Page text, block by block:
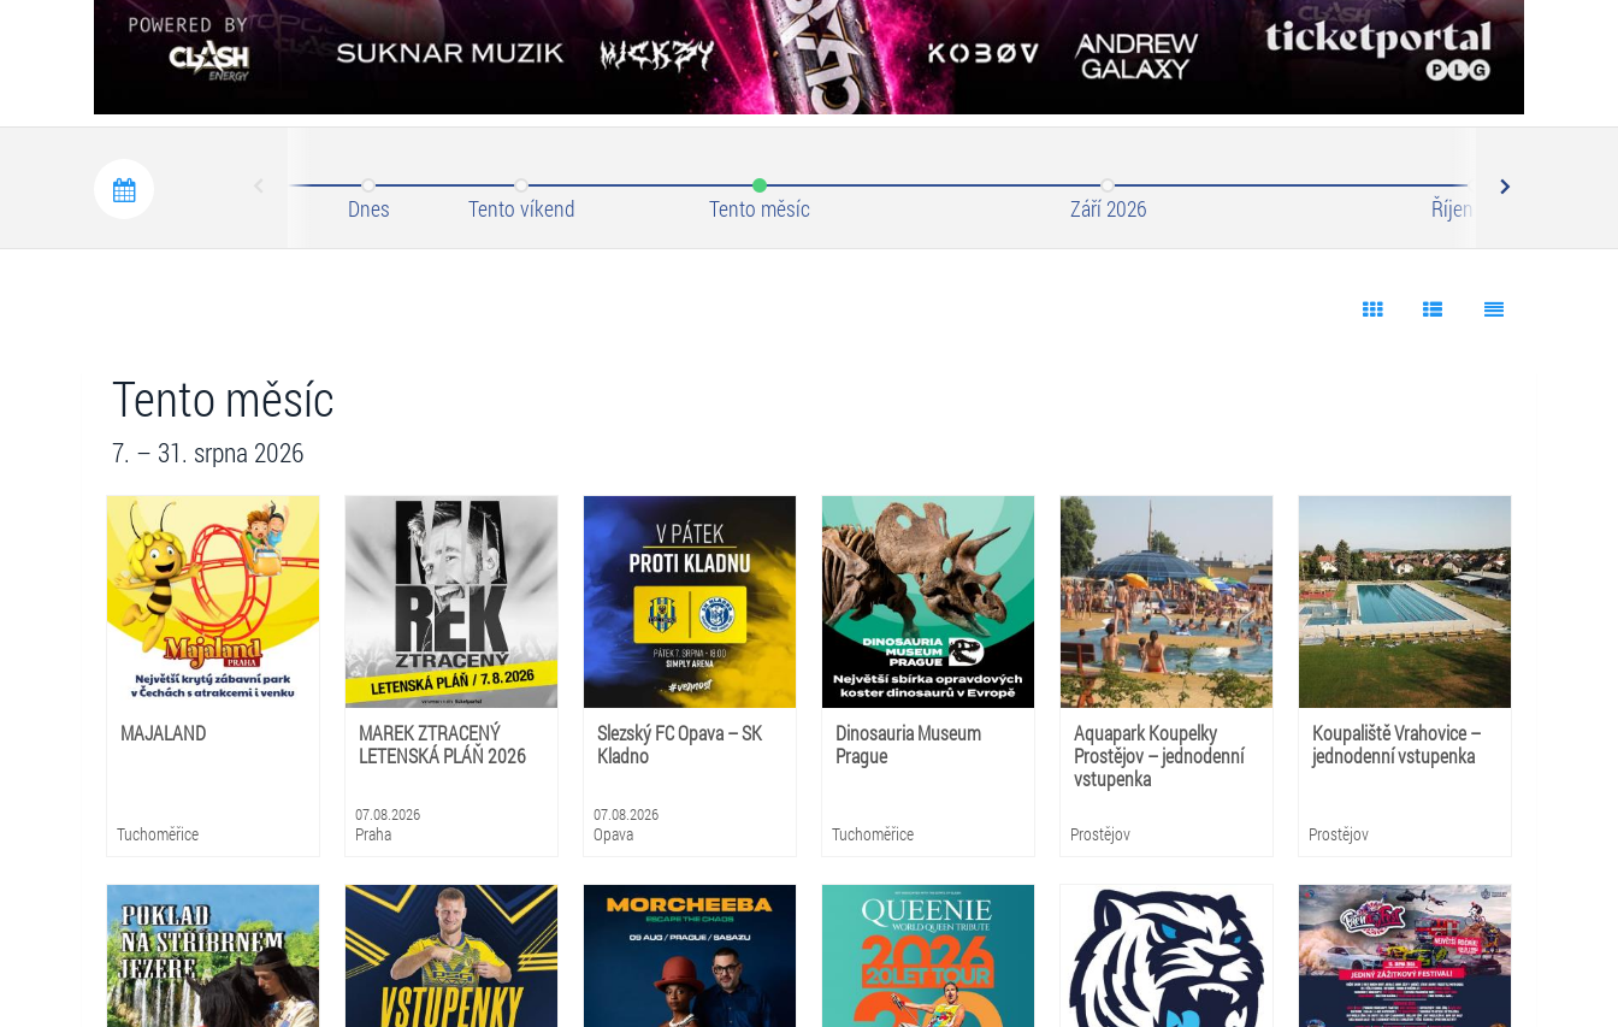
Dnes Tento víkend Tento měsíc Září 2026 Říjen 2026
Tento měsíc
7. – 31. srpna 2026
MAJALAND
Tuchoměřice
MAREK ZTRACENÝ
LETENSKÁ PLÁŇ 2026
07.08.2026
Praha
Slezský FC Opava – SK
Kladno
07.08.2026
Opava
Dinosauria Museum
Prague
Tuchoměřice
Aquapark Koupelky
Prostějov – jednodenní
vstupenka
Prostějov
Koupaliště Vrahovice –
jednodenní vstupenka
Prostějov